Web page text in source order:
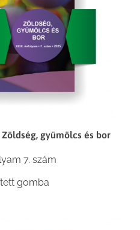
gyümölcs és bor
7. szám
gomba